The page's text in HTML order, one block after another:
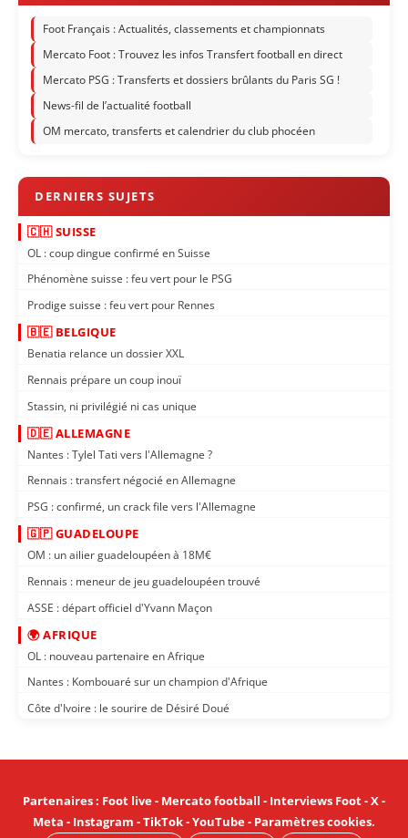
Foot Français : Actualités, classements et championnats
Mercato Foot : Trouvez les infos Transfert football en direct
Mercato PSG : Transferts et dossiers brûlants du Paris SG !
News-fil de l’actualité football
OM mercato, transferts et calendrier du club phocéen
🇨🇭 SUISSE
OL : coup dingue confirmé en Suisse
Phénomène suisse : feu vert pour le PSG
Prodige suisse : feu vert pour Rennes
🇧🇪 BELGIQUE
Benatia relance un dossier XXL
Rennais prépare un coup inouï
Stassin, ni privilégié ni cas unique
🇩🇪 ALLEMAGNE
Nantes : Tylel Tati vers l'Allemagne ?
Rennais : transfert négocié en Allemagne
PSG : confirmé, un crack file vers l'Allemagne
🇬🇵 GUADELOUPE
OM : un ailier guadeloupéen à 18M€
Rennais : meneur de jeu guadeloupéen trouvé
ASSE : départ officiel d'Yvann Maçon
🌍 AFRIQUE
OL : nouveau partenaire en Afrique
Nantes : Kombouaré sur un champion d'Afrique
Côte d'Ivoire : le sourire de Désiré Doué
Partenaires: Foot live- Mercato football - Interviews Foot-X-
Meta - Instagram -TikTok-YouTube- Paramètres cookies.